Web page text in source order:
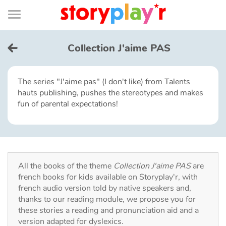
Connexion
Bibliothèque
de
page
Menu
Log in
Try for free
Library
Awards
Home
Tales and classics in french
Collection J'aime PAS
The series "J'aime pas" (I don't like) from Talents
hauts publishing, pushes the stereotypes and makes
fun of parental expectations!
All the books of the theme Collection J'aime PASare
french books for kids available on Storyplay'r, with
french audio version told by native speakers and,
thanks to our reading module, we propose you for
these stories a reading and pronunciation aid and a
version adapted for dyslexics.